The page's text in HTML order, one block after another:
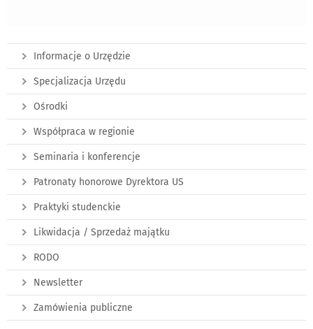
Informacje o Urzędzie
Specjalizacja Urzędu
Ośrodki
Współpraca w regionie
Seminaria i konferencje
Patronaty honorowe Dyrektora US
Praktyki studenckie
Likwidacja / Sprzedaż majątku
RODO
Newsletter
Zamówienia publiczne